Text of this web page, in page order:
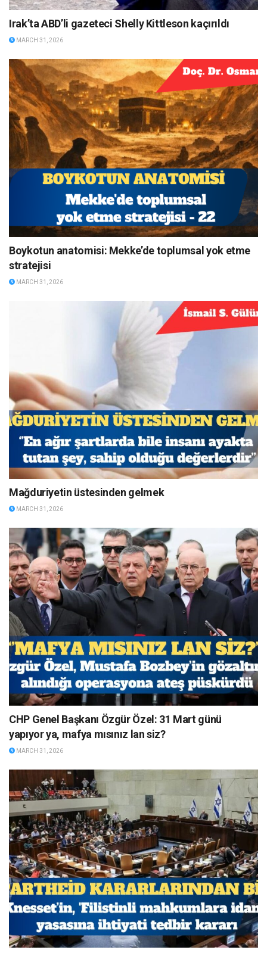
Irak’ta ABD’li gazeteci Shelly Kittleson kaçırıldı
MARCH 31, 2026
Boykotun anatomisi: Mekke’de toplumsal yok etme
stratejisi
MARCH 31, 2026
Mağduriyetin üstesinden gelmek
MARCH 31, 2026
CHP Genel Başkanı Özgür Özel: 31 Mart günü
yapıyor ya, mafya mısınız lan siz?
MARCH 31, 2026